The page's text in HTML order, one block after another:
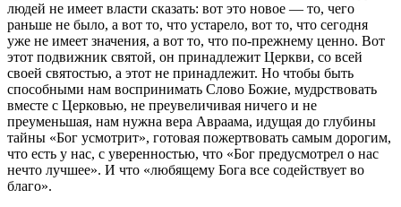
людей не имеет власти сказать: вот это новое — то, чего
раньше не было, а вот то, что устарело, вот то, что сегодня
уже не имеет значения, а вот то, что по-прежнему ценно. Вот
этот подвижник святой, он принадлежит Церкви, со всей
своей святостью, а этот не принадлежит. Но чтобы быть
способными нам воспринимать Слово Божие, мудрствовать
вместе с Церковью, не преувеличивая ничего и не
преуменьшая, нам нужна вера Авраама, идущая до глубины
тайны «Бог усмотрит», готовая пожертвовать самым дорогим,
что есть у нас, с уверенностью, что «Бог предусмотрел о нас
нечто лучшее». И что «любящему Бога все содействует во
благо».